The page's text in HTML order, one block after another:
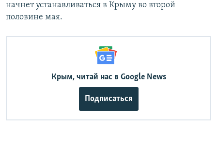
начнет устанавливаться в Крыму во второй
половине мая​.
Крым, читай нас в Google News
Подписаться